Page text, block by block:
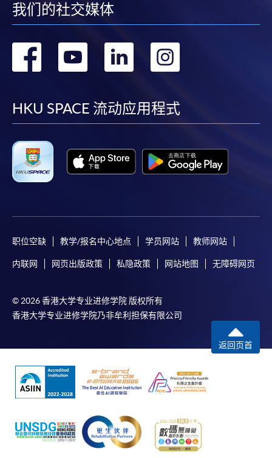
我们的社交媒体
转
facebook
转
youtube
转
linkedin
转
HKU SPACE 流动应用程式
职位空缺 教学/报名中心地点 学员网站 教师网站
内联网 网页出版政策 私隐政策 网站地图 无障碍网页
© 2026 香港大学专业进修学院 版权所有
香港大学专业进修学院乃非牟利担保有限公司
返回页首